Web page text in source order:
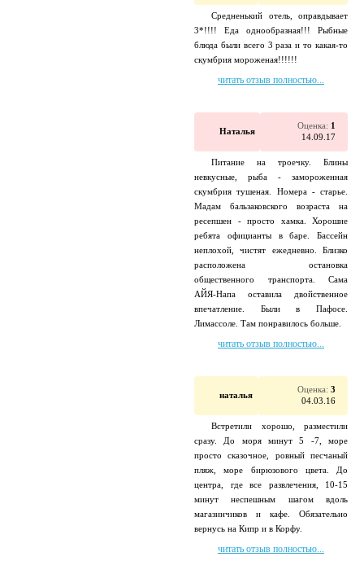
Средненький отель, оправдывает
3*!!!! Еда однообразная!!! Рыбные
блюда были всего 3 раза и то какая-то
скумбрия мороженая!!!!!!
читать отзыв полностью...
Наталья
Оценка: 1
14.09.17
Питание на троечку. Блины
невкусные, рыба - замороженная
скумбрия тушеная. Номера - старье.
Мадам бальзаковского возраста на
ресепшен - просто хамка. Хорошие
ребята официанты в баре. Бассейн
неплохой, чистят ежедневно. Близко
расположена остановка
общественного транспорта. Сама
АЙЯ-Напа оставила двойственное
впечатление. Были в Пафосе.
Лимассоле. Там понравилось больше.
читать отзыв полностью...
наталья
Оценка: 3
04.03.16
Встретили хорошо, разместили
сразу. До моря минут 5 -7, море
просто сказочное, ровный песчаный
пляж, море бирюзового цвета. До
центра, где все развлечения, 10-15
минут неспешным шагом вдоль
магазинчиков и кафе. Обязательно
вернусь на Кипр и в Корфу.
читать отзыв полностью...